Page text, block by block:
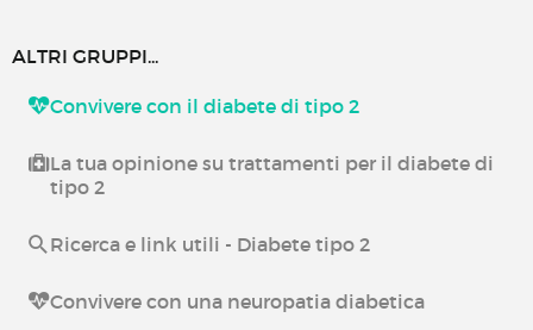
ALTRI GRUPPI...
Convivere con il diabete di tipo 2
La tua opinione su trattamenti per il diabete di
tipo 2
Ricerca e link utili - Diabete tipo 2
Convivere con una neuropatia diabetica